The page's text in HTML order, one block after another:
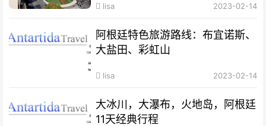
lisa 2023-02-14
阿根廷特色旅游路线：布宜诺斯、
大盐田、彩虹山
lisa 2023-02-14
大冰川，大瀑布，火地岛，阿根廷
11天经典行程